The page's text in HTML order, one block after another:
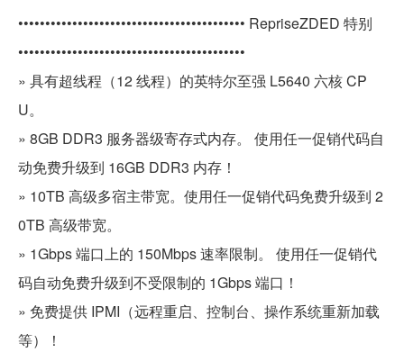
•••••••••••••••••••••••••••••••••••••••••• RepriseZDED 特别
••••••••••••••••••••••••••••••••••••••••••
» 具有超线程（12 线程）的英特尔至强 L5640 六核 CP
U。
» 8GB DDR3 服务器级寄存式内存。 使用任一促销代码自
动免费升级到 16GB DDR3 内存！
» 10TB 高级多宿主带宽。使用任一促销代码免费升级到 2
0TB 高级带宽。
» 1Gbps 端口上的 150Mbps 速率限制。 使用任一促销代
码自动免费升级到不受限制的 1Gbps 端口！
» 免费提供 IPMI（远程重启、控制台、操作系统重新加载
等）！